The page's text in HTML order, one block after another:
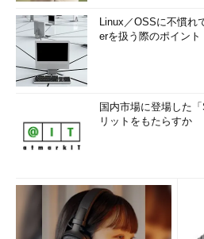
Linux／OSSに不慣れ
erを扱う際のポイント
国内市場に登場した
リットをもたらすか